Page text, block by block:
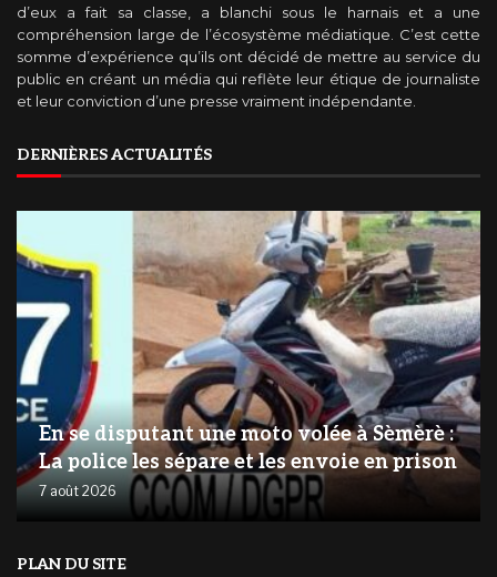
d’eux a fait sa classe, a blanchi sous le harnais et a une
compréhension large de l’écosystème médiatique. C’est cette
somme d’expérience qu’ils ont décidé de mettre au service du
public en créant un média qui reflète leur étique de journaliste
et leur conviction d’une presse vraiment indépendante.
DERNIÈRES ACTUALITÉS
En se disputant une moto volée à Sèmèrè :
La police les sépare et les envoie en prison
7 août 2026
PLAN DU SITE